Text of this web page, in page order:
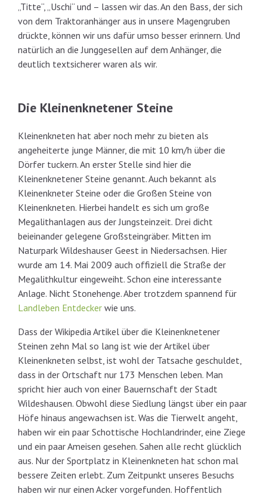
„Titte“, „Uschi“ und – lassen wir das. An den Bass, der sich
von dem Traktoranhänger aus in unsere Magengruben
drückte, können wir uns dafür umso besser erinnern. Und
natürlich an die Junggesellen auf dem Anhänger, die
deutlich textsicherer waren als wir.
Die Kleinenknetener Steine
Kleinenkneten hat aber noch mehr zu bieten als
angeheiterte junge Männer, die mit 10 km/h über die
Dörfer tuckern. An erster Stelle sind hier die
Kleinenknetener Steine genannt. Auch bekannt als
Kleinenkneter Steine oder die Großen Steine von
Kleinenkneten. Hierbei handelt es sich um große
Megalithanlagen aus der Jungsteinzeit. Drei dicht
beieinander gelegene Großsteingräber. Mitten im
Naturpark Wildeshauser Geest in Niedersachsen. Hier
wurde am 14. Mai 2009 auch offiziell die Straße der
Megalithkultur eingeweiht. Schon eine interessante
Anlage. Nicht Stonehenge. Aber trotzdem spannend für
Landleben Entdeckerwie uns.
Dass der Wikipedia Artikel über die Kleinenknetener
Steinen zehn Mal so lang ist wie der Artikel über
Kleinenkneten selbst, ist wohl der Tatsache geschuldet,
dass in der Ortschaft nur 173 Menschen leben. Man
spricht hier auch von einer Bauernschaft der Stadt
Wildeshausen. Obwohl diese Siedlung längst über ein paar
Höfe hinaus angewachsen ist. Was die Tierwelt angeht,
haben wir ein paar Schottische Hochlandrinder, eine Ziege
und ein paar Ameisen gesehen. Sahen alle recht glücklich
aus. Nur der Sportplatz in Kleinenkneten hat schon mal
bessere Zeiten erlebt. Zum Zeitpunkt unseres Besuchs
haben wir nur einen Acker vorgefunden. Hoffentlich